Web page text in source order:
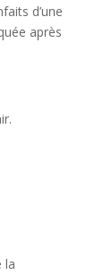
d’une
après
la